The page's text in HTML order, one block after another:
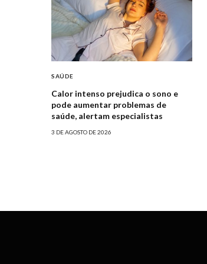
SAÚDE
Calor intenso prejudica o sono e
pode aumentar problemas de
saúde, alertam especialistas
3 DE AGOSTO DE 2026